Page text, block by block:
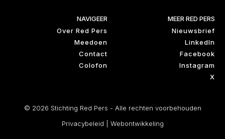
NAVIGEER
Over Red Pers
Meedoen
Contact
Colofon
MEER RED PERS
Nieuwsbrief
LinkedIn
Facebook
Instagram
X
© 2026 Stichting Red Pers - Alle rechten voorbehouden
Privacybeleid
Webontwikkeling